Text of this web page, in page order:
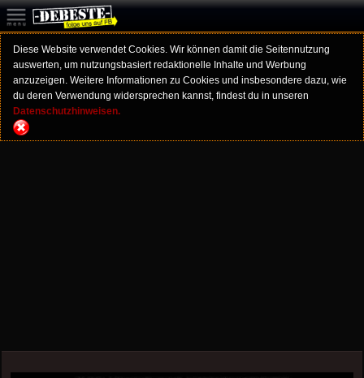
Diese Website verwendet Cookies. Wir können damit die Seitennutzung
auswerten, um nutzungsbasiert redaktionelle Inhalte und Werbung
anzuzeigen. Weitere Informationen zu Cookies und insbesondere dazu, wie
du deren Verwendung widersprechen kannst, findest du in unseren
Datenschutzhinweisen.